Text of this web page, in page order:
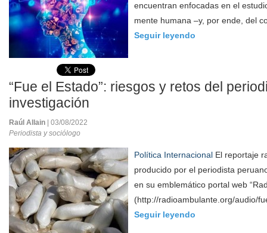
encuentran enfocadas en el
mente humana –y, por ende, del
Seguir leyendo
“Fue el Estado”: riesgos y retos del
investigación
Raúl Allain
| 03/08/2022
Periodista y sociólogo
Política Internacional El reportaje
producido por el periodista
en su emblemático portal web
(http://radioambulante.org/audio/
Seguir leyendo